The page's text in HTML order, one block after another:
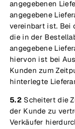
angegebenen
angegebene
vereinbart ist. Bei
die in der
angegebene
hiervon ist bei
Kunden zum
hinterlegte
5.2 Scheitert die
der Kunde zu
Verkäufer